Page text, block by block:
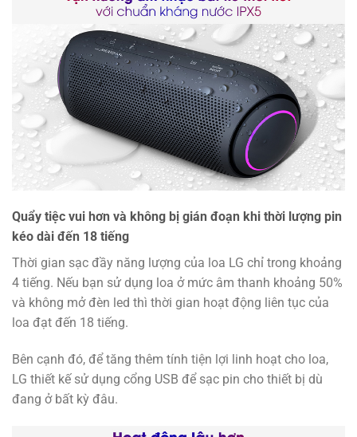
Quẩy tiệc vui hơn và không bị gián đoạn khi thời lượng pin
kéo dài đến 18 tiếng
Thời gian sạc đầy năng lượng của loa LG chỉ trong khoảng
4 tiếng. Nếu bạn sử dụng loa ở mức âm thanh khoảng 50%
và không mở đèn led thì thời gian hoạt động liên tục của
loa đạt đến 18 tiếng.
Bên cạnh đó, để tăng thêm tính tiện lợi linh hoạt cho loa,
LG thiết kế sử dụng cổng USB để sạc pin cho thiết bị dù
đang ở bất kỳ đâu.